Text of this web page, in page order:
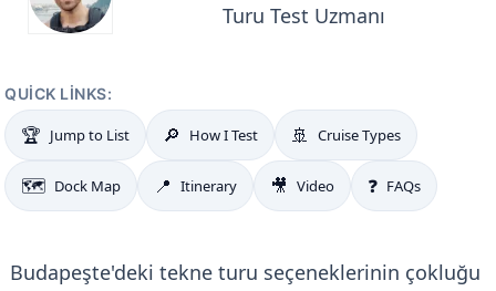
Turu Test Uzmanı
QUICK LINKS:
🏆 Jump to List 🔎 How I Test 🚢 Cruise Types
🗺️ Dock Map 📍 Itinerary 🎥 Video ❓ FAQs
Budapeşte'deki tekne turu seçeneklerinin çokluğu